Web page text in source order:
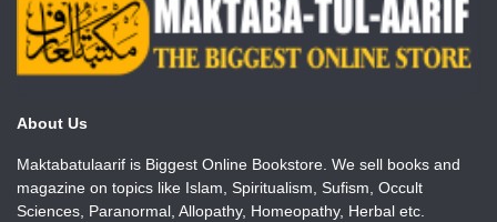
About Us
Maktabatulaarif is Biggest Online Bookstore. We sell books and
magazine on topics like Islam, Spiritualism, Sufism, Occult
Sciences, Paranormal, Allopathy, Homeopathy, Herbal etc.